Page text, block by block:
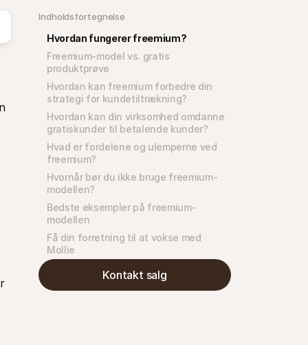
Indholdsfortegnelse
Hvordan fungerer freemium?
Freemium-model vs. gratis
produktprøve
Hvordan kan freemium forbedre din
strategi for kundetiltrækning?
Hvordan kan din virksomhed omdanne
gratiskunder til betalende kunder?
Hvad er fordelene og ulemperne ved
freemium?
Hvornår bør du ikke bruge freemium-
modellen?
Bedste eksempler på freemium-
modellen
Få din forretning til at vokse med
Mollie
Kontakt salg